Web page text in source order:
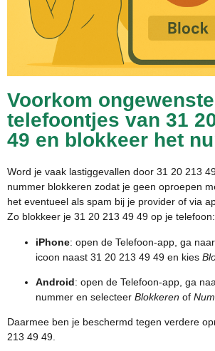
Voorkom ongewenste
telefoontjes van 31
49 en blokkeer het
Word je vaak lastiggevallen door 31 20 213
nummer blokkeren zodat je geen oproepen
het eventueel als spam bij je provider of via
Zo blokkeer je 31 20 213 49 49 op je telefoon:
iPhone: open de Telefoon-app, ga naar
icoon naast 31 20 213 49 49 en kies
Android: open de Telefoon-app, ga
nummer en selecteer Blokkeren of
Daarmee ben je beschermd tegen verdere
213 49 49.